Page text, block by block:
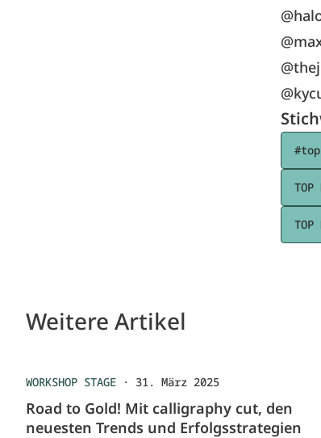
Weitere Artikel
WORKSHOP STAGE · 31. März 2025
Road to Gold! Mit calligraphy cut, den
neuesten Trends und Erfolgsstrategien